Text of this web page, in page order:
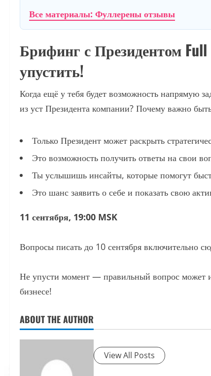
Все материалы: Фуллерены отзывы
Брифинг с Президентом
упустить!
Когда ещё у тебя будет возможность напрямую
из уст Президента компании? Почему важно
Только Президент может раскрыть
Это возможность получить ответы на свои
Ты услышишь инсайты, которые помогут
Это шанс заявить о себе и показать свою
11 сентября, 19:00 MSK
Вопросы писать до 10 сентября включительно
Не упусти момент — правильный вопрос может
бизнесе!
ABOUT THE AUTHOR
View All Posts